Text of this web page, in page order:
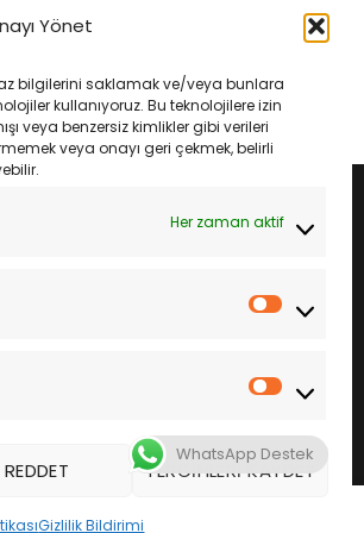
Yönet
bilgilerini saklamak ve/veya bunlara
kullanıyoruz. Bu teknolojilere izin
veya benzersiz kimlikler gibi verileri
veya onayı geri çekmek, belirli
Her zaman aktif
İstatistik
REDDET TERCIHLERI KAYDET
Gizlilik Bildirimi
Koji Su Geçirmez Motosiklet Sele
Kılıfı Xlarge 80Cmx118Cm
fiyat:
₺550.00.
andaki
fiyat:
₺500.00.
SEPETE EKLE
WhatsApp Destek